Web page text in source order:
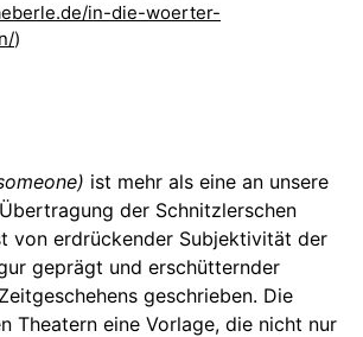
in-die-woerter-
)
ist mehr als eine an unsere
der Schnitzlerschen
von erdrückender Subjektivität der
geprägt und erschütternder
geschrieben. Die
Theatern eine Vorlage, die nicht nur